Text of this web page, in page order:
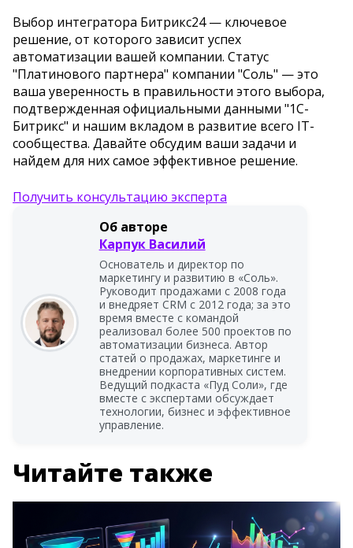
Выбор интегратора Битрикс24 — ключевое
решение, от которого зависит успех
автоматизации вашей компании. Статус
"Платинового партнера" компании "Соль" — это
ваша уверенность в правильности этого выбора,
подтвержденная официальными данными "1С-
Битрикс" и нашим вкладом в развитие всего IT-
сообщества. Давайте обсудим ваши задачи и
найдем для них самое эффективное решение.
Получить консультацию эксперта
Об авторе
Карпук Василий
Основатель и директор по
маркетингу и развитию в «Соль».
Руководит продажами с 2008 года
и внедряет CRM с 2012 года; за это
время вместе с командой
реализовал более 500 проектов по
автоматизации бизнеса. Автор
статей о продажах, маркетинге и
внедрении корпоративных систем.
Ведущий подкаста «Пуд Соли», где
вместе с экспертами обсуждает
технологии, бизнес и эффективное
управление.
Читайте также